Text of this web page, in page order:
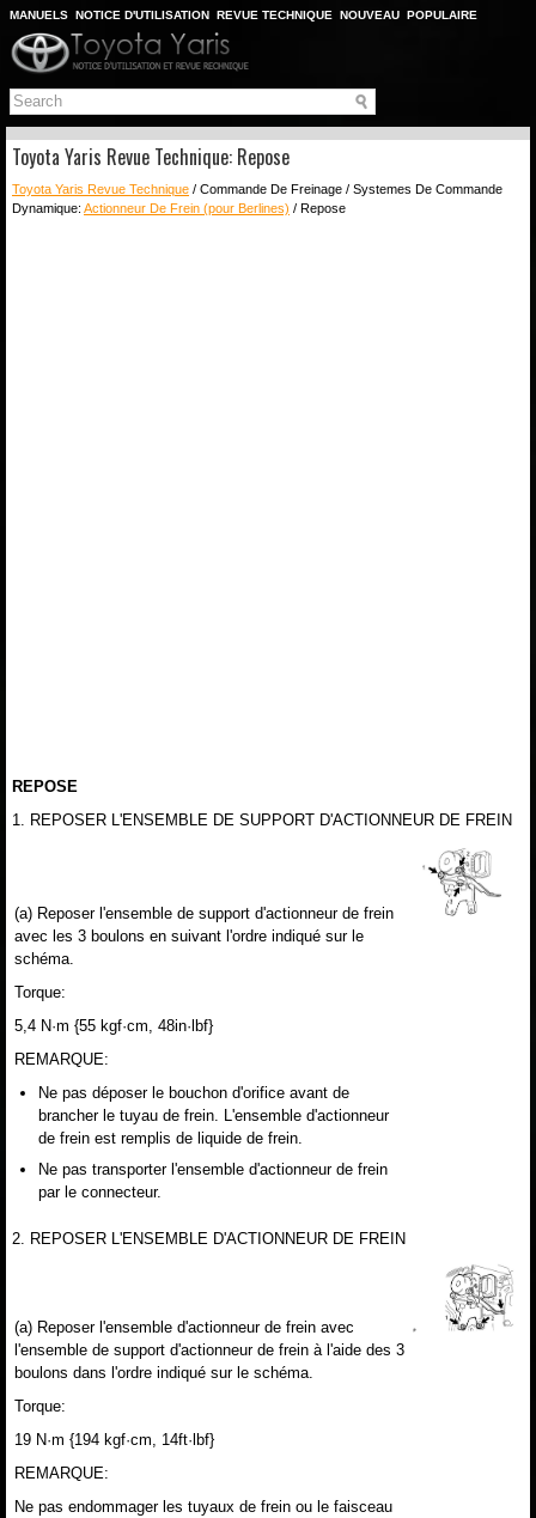
MANUELS NOTICE D'UTILISATION REVUE TECHNIQUE NOUVEAU POPULAIRE
PLAN DU SITE
CHERCHER
Toyota Yaris Revue Technique: Repose
Toyota Yaris Revue Technique / Commande De Freinage / Systemes De Commande
Dynamique: Actionneur De Frein (pour Berlines) / Repose
REPOSE
1. REPOSER L'ENSEMBLE DE SUPPORT D'ACTIONNEUR DE FREIN
(a) Reposer l'ensemble de support d'actionneur de frein
avec les 3 boulons en suivant l'ordre indiqué sur le
schéma.
Torque:
5,4 N·m {55 kgf·cm, 48in·lbf}
REMARQUE:
Ne pas déposer le bouchon d'orifice avant de
brancher le tuyau de frein. L'ensemble d'actionneur
de frein est remplis de liquide de frein.
Ne pas transporter l'ensemble d'actionneur de frein
par le connecteur.
2. REPOSER L'ENSEMBLE D'ACTIONNEUR DE FREIN
(a) Reposer l'ensemble d'actionneur de frein avec
l'ensemble de support d'actionneur de frein à l'aide des 3
boulons dans l'ordre indiqué sur le schéma.
Torque:
19 N·m {194 kgf·cm, 14ft·lbf}
REMARQUE:
Ne pas endommager les tuyaux de frein ou le faisceau